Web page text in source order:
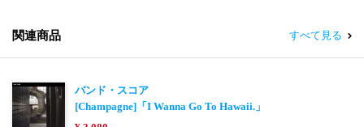
関連商品 すべて見る
バンド・スコア
[Champagne]「I Wanna Go To Hawaii.」